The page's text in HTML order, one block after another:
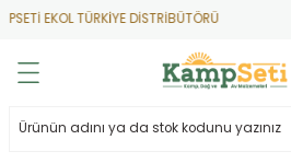
TÜRKİYE DİSTRİBÜTÖRÜGeri Dön
Geri Dön
Geri Dön
Geri Dön
Geri Dön